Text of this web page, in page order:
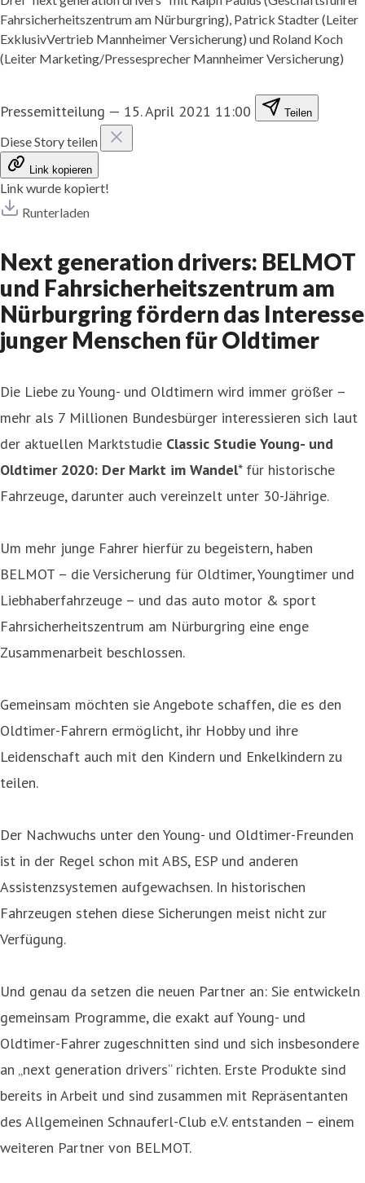
Fahrsicherheitszentrum am Nürburgring), Patrick Stadter (Leiter
ExklusivVertrieb Mannheimer Versicherung) und Roland Koch
(Leiter Marketing/Pressesprecher Mannheimer Versicherung)
Pressemitteilung — 15. April 2021 11:00 Teilen
Diese Story teilen
Link kopieren
Link wurde kopiert!
Runterladen
Next generation drivers: BELMOT
und Fahrsicherheitszentrum am
Nürburgring fördern das Interesse
junger Menschen für Oldtimer
Die Liebe zu Young- und Oldtimern wird immer größer –
mehr als 7 Millionen Bundesbürger interessieren sich laut
der aktuellen Marktstudie Classic Studie Young- und
Oldtimer 2020: Der Markt im Wandel* für historische
Fahrzeuge, darunter auch vereinzelt unter 30-Jährige.
Um mehr junge Fahrer hierfür zu begeistern, haben
BELMOT – die Versicherung für Oldtimer, Youngtimer und
Liebhaberfahrzeuge – und das auto motor & sport
Fahrsicherheitszentrum am Nürburgring eine enge
Zusammenarbeit beschlossen.
Gemeinsam möchten sie Angebote schaffen, die es den
Oldtimer-Fahrern ermöglicht, ihr Hobby und ihre
Leidenschaft auch mit den Kindern und Enkelkindern zu
teilen.
Der Nachwuchs unter den Young- und Oldtimer-Freunden
ist in der Regel schon mit ABS, ESP und anderen
Assistenzsystemen aufgewachsen. In historischen
Fahrzeugen stehen diese Sicherungen meist nicht zur
Verfügung.
Und genau da setzen die neuen Partner an: Sie entwickeln
gemeinsam Programme, die exakt auf Young- und
Oldtimer-Fahrer zugeschnitten sind und sich insbesondere
an „next generation drivers“ richten. Erste Produkte sind
bereits in Arbeit und sind zusammen mit Repräsentanten
des Allgemeinen Schnauferl-Club e.V. entstanden – einem
weiteren Partner von BELMOT.